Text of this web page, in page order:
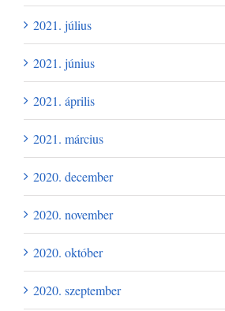
2021. július
2021. június
2021. április
2021. március
2020. december
2020. november
2020. október
2020. szeptember